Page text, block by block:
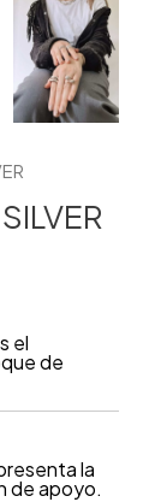
el
de
la
de apoyo.